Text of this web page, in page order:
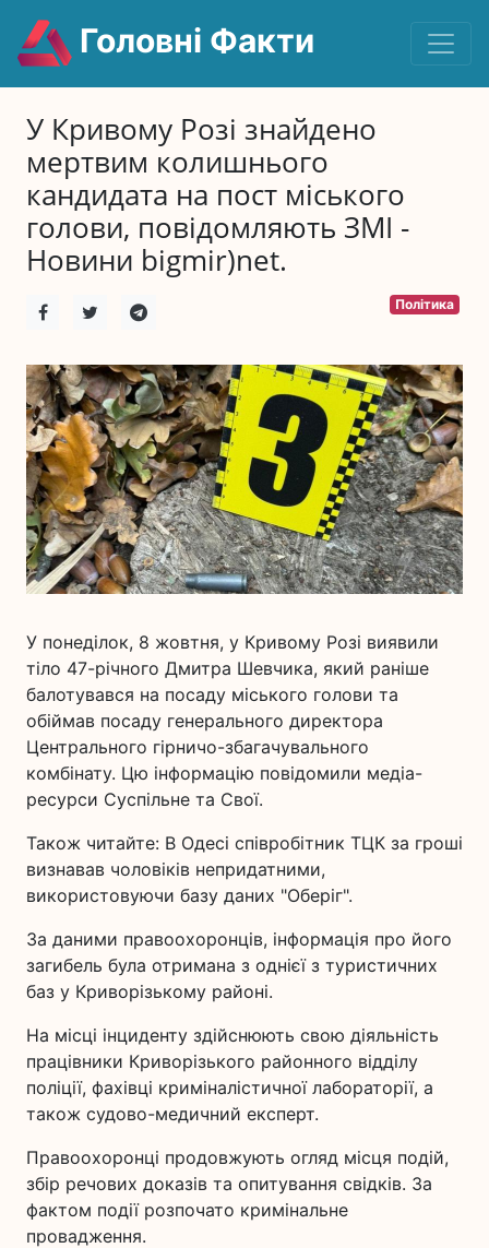
Головні Факти
У Кривому Розі знайдено
мертвим колишнього
кандидата на пост міського
голови, повідомляють ЗМІ -
Новини bigmir)net.
Політика
У понеділок, 8 жовтня, у Кривому Розі виявили
тіло 47-річного Дмитра Шевчика, який раніше
балотувався на посаду міського голови та
обіймав посаду генерального директора
Центрального гірничо-збагачувального
комбінату. Цю інформацію повідомили медіа-
ресурси Суспільне та Свої.
Також читайте: В Одесі співробітник ТЦК за гроші
визнавав чоловіків непридатними,
використовуючи базу даних "Оберіг".
За даними правоохоронців, інформація про його
загибель була отримана з однієї з туристичних
баз у Криворізькому районі.
На місці інциденту здійснюють свою діяльність
працівники Криворізького районного відділу
поліції, фахівці криміналістичної лабораторії, а
також судово-медичний експерт.
Правоохоронці продовжують огляд місця подій,
збір речових доказів та опитування свідків. За
фактом події розпочато кримінальне
провадження.